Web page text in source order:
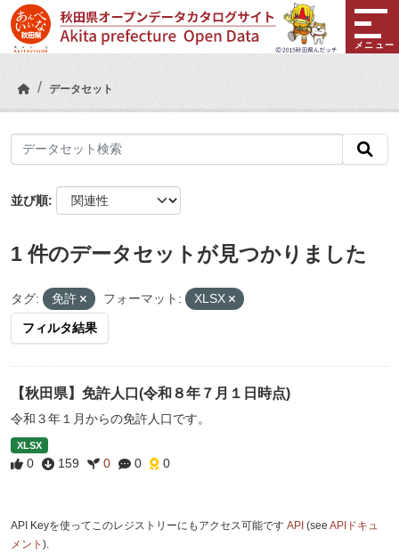
Skip to main content
メニュー
データセット
並び順
1 件のデータセットが見つかりました
タグ: 免許 フォーマット: XLSX
フィルタ結果
【秋田県】免許人口(令和８年７月１日時点)
令和３年１月からの免許人口です。
XLSX
0 159 0 0 0
API Keyを使ってこのレジストリーにもアクセス可能です API (see APIドキュ
メント ).